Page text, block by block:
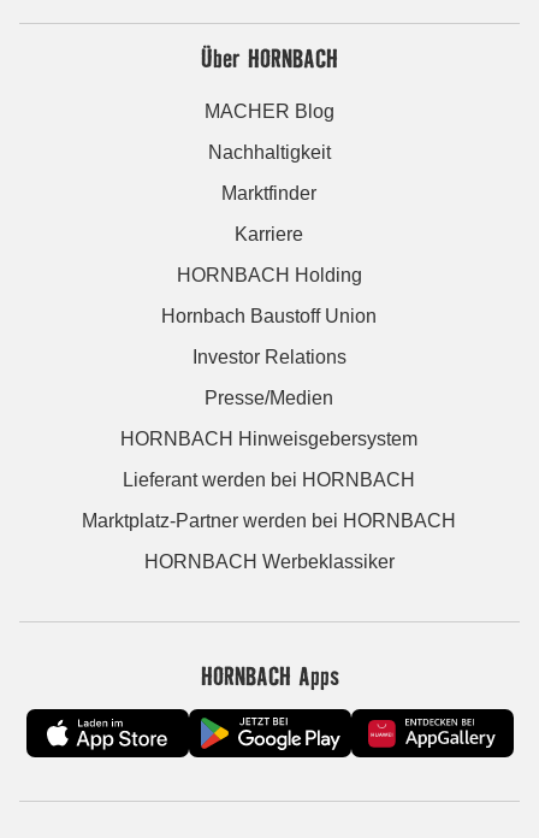
Über HORNBACH
MACHER Blog
Nachhaltigkeit
Marktfinder
Karriere
HORNBACH Holding
Hornbach Baustoff Union
Investor Relations
Presse/Medien
HORNBACH Hinweisgebersystem
Lieferant werden bei HORNBACH
Marktplatz-Partner werden bei HORNBACH
HORNBACH Werbeklassiker
HORNBACH Apps